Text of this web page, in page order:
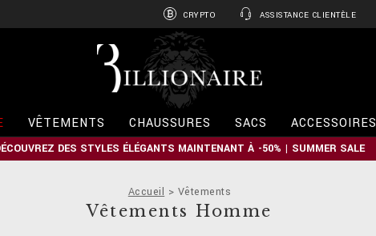
CRYPTO ASSISTANCE CLIENTÈLE
l
o
n
a
VÊTEMENTS CHAUSSURES SACS ACCESSOIRES
DES STYLES ÉLÉGANTS MAINTENANT À -50% | SUMMER SALE
Accueil Vêtements
Vêtements Homme